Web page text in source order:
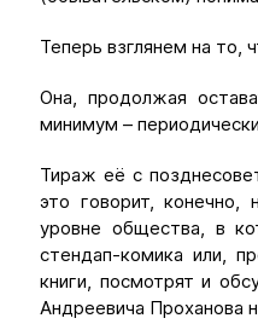
Теперь взглянем на то,
Она, продолжая
минимум –
Тираж её с
это говорит,
уровне общества, в
стендап-комика или,
книги, посмотрят и
Андреевича Проханова